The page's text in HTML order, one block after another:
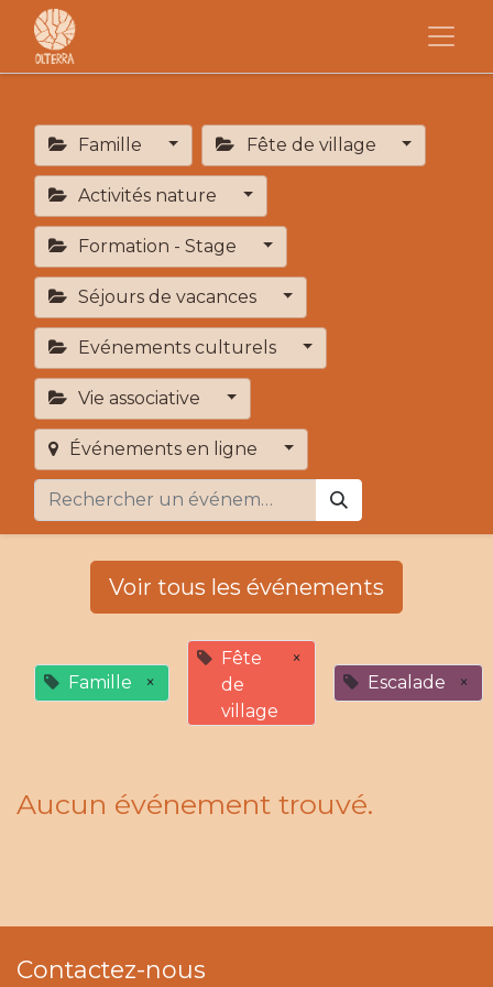
Famille Fête de village
Activités nature
Formation - Stage
Séjours de vacances
Evénements culturels
Vie associative
Événements en ligne
Voir tous les événements
Famille ×
Fête
de
village
×
Escalade
×
Aucun événement trouvé.
Contactez-nous